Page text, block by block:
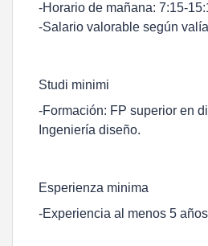
-Horario de mañana: 7:15-
-Salario valorable según
Studi minimi
-Formación: FP superior en
Ingeniería diseño.
Esperienza minima
-Experiencia al menos 5